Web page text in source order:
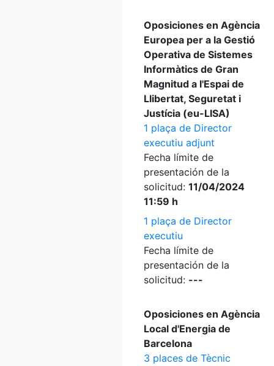
Oposiciones en Agència
Europea per a la Gestió
Operativa de Sistemes
Informàtics de Gran
Magnitud a l'Espai de
Llibertat, Seguretat i
Justícia (eu-LISA)
1 plaça de Director
executiu adjunt
Fecha límite de
presentación de la
solicitud: 11/04/2024
11:59 h
1 plaça de Director
executiu
Fecha límite de
presentación de la
solicitud: ---
Oposiciones en Agència
Local d'Energia de
Barcelona
3 places de Tècnic